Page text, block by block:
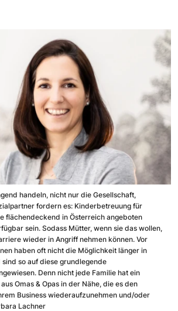
handeln, nicht nur die Gesellschaft,
fordern es: Kinderbetreuung für
flächendeckend in Österreich angeboten
sein. Sodass Mütter, wenn sie das wollen,
wieder in Angriff nehmen können. Vor
haben oft nicht die Möglichkeit länger in
sind so auf diese grundlegende
Denn nicht jede Familie hat ein
Omas & Opas in der Nähe, die es den
Business wiederaufzunehmen und/oder
Lachner